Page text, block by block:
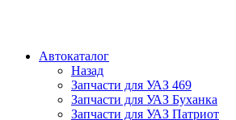
Автокаталог
Назад
Запчасти для УАЗ 469
Запчасти для УАЗ Буханка
Запчасти для УАЗ Патриот